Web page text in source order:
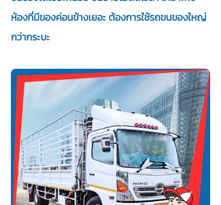
ห้องที่มีของค่อนข้างเยอะ ต้องการใช้รถขนของใหญ่
กว่ากระบะ